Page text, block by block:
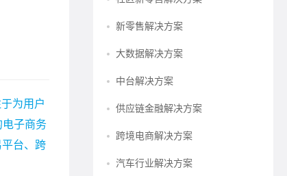
为用户
电子商务
台、跨
新零售解决方案
大数据解决方案
中台解决方案
供应链金融解决方案
跨境电商解决方案
汽车行业解决方案